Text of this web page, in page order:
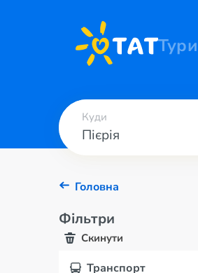
Тури
Куди
Головна
Фільтри
Скинути
Транспорт